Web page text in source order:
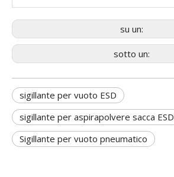
su un:
sotto un:
sigillante per vuoto ESD
sigillante per aspirapolvere sacca ESD
Sigillante per vuoto pneumatico